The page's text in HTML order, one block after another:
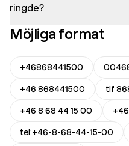
ringde?
Möjliga format
+46868441500
+46 868441500
tlf
+46 8 68 44 15 00
tel:+46-8-68-44-15-00